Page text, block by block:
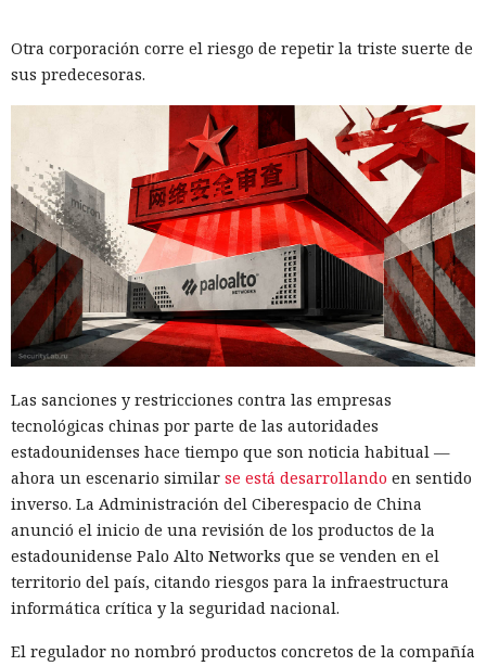
Otra corporación corre el riesgo de repetir la triste suerte de
sus predecesoras.
Las sanciones y restricciones contra las empresas
tecnológicas chinas por parte de las autoridades
estadounidenses hace tiempo que son noticia habitual —
ahora un escenario similar se está desarrollando en sentido
inverso. La Administración del Ciberespacio de China
anunció el inicio de una revisión de los productos de la
estadounidense Palo Alto Networks que se venden en el
territorio del país, citando riesgos para la infraestructura
informática crítica y la seguridad nacional.
El regulador no nombró productos concretos de la compañía